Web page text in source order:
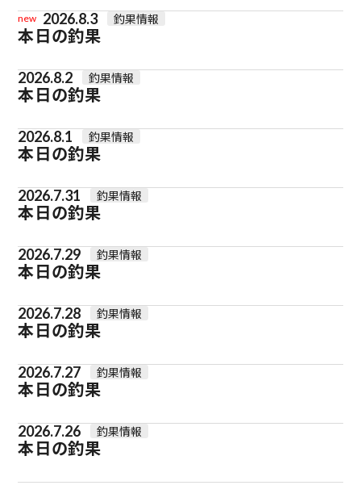
new 2026.8.3 釣果情報
本日の釣果
2026.8.2 釣果情報
本日の釣果
2026.8.1 釣果情報
本日の釣果
2026.7.31 釣果情報
本日の釣果
2026.7.29 釣果情報
本日の釣果
2026.7.28 釣果情報
本日の釣果
2026.7.27 釣果情報
本日の釣果
2026.7.26 釣果情報
本日の釣果